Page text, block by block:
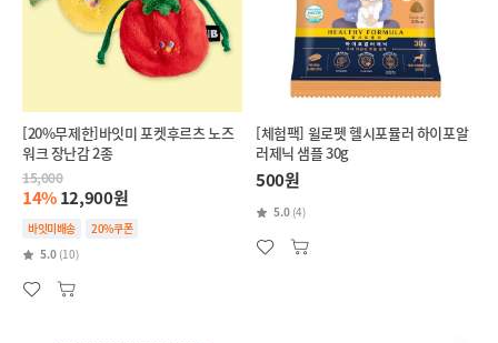
[20%무제한]바잇미 포켓후르츠 노즈
워크 장난감 2종
15,000
14%12,900원
바잇미배송
20%쿠폰
5.0 (10)
[체험팩] 윌로펫 헬시포뮬러 하이포알
러제닉 샘플 30g
500원
5.0 (4)